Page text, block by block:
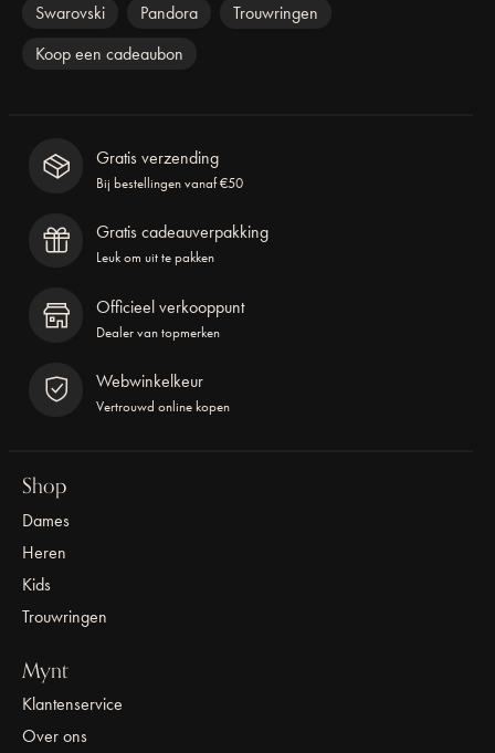
Swarovski
Pandora
Trouwringen
Koop een cadeaubon
Gratis verzending
Bij bestellingen vanaf €50
Gratis cadeauverpakking
Leuk om uit te pakken
Officieel verkooppunt
Dealer van topmerken
Webwinkelkeur
Vertrouwd online kopen
Shop
Dames
Heren
Kids
Trouwringen
Mynt
Klantenservice
Over ons